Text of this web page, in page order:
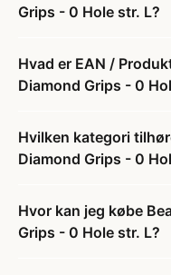
Grips - 0 Hole str. L?
Hvad er EAN /
Diamond Grips - 0
Hvilken kategori
Diamond Grips - 0
Hvor kan jeg købe
Grips - 0 Hole str. L?